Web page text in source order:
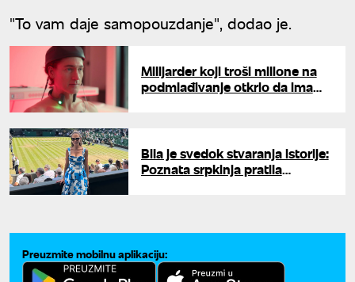
"To vam daje samopouzdanje", dodao je.
Milijarder koji troši milione na
podmlađivanje otkrio da ima
Bila je svedok stvaranja istorije:
Poznata srpkinja pratila
Preuzmite mobilnu aplikaciju: